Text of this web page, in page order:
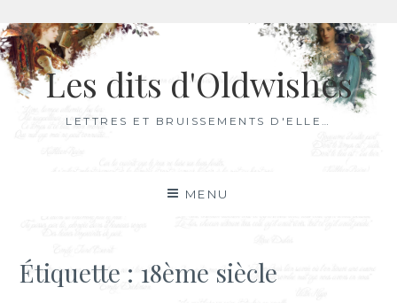
Aller
au
contenuLes dits d'Oldwishes
LETTRES ET BRUISSEMENTS D'ELLE…
MENU
Étiquette : 18ème siècle